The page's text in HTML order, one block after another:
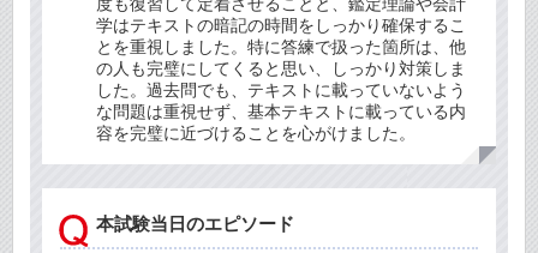
学はテキストの暗記の時間をしっかり確保するこ
とを重視しました。特に答練で扱った箇所は、他
の人も完璧にしてくると思い、しっかり対策しま
した。過去問でも、テキストに載っていないよう
な問題は重視せず、基本テキストに載っている内
容を完璧に近づけることを心がけました。
本試験当日のエピソード